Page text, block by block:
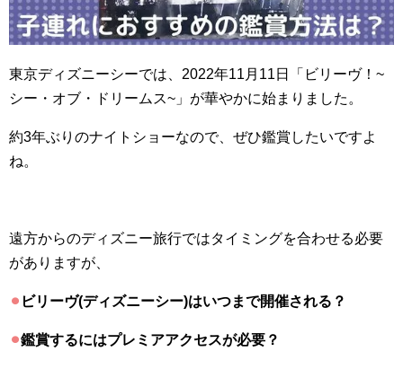
東京ディズニーシーでは、2022年11月11日「ビリーヴ！~
シー・オブ・ドリームス~」が華やかに始まりました。
約3年ぶりのナイトショーなので、ぜひ鑑賞したいですよ
ね。
遠方からのディズニー旅行ではタイミングを合わせる必要
がありますが、
⚫︎ ビリーヴ(ディズニーシー)はいつまで開催される？
⚫︎鑑賞するにはプレミアアクセスが必要？